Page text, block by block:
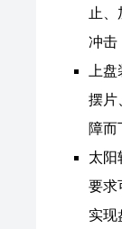
止
冲击
上
摆片
障而
太阳
要求
实现